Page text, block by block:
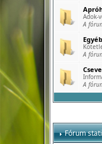
Adok-
A
Egyéb
A
A
Fórum